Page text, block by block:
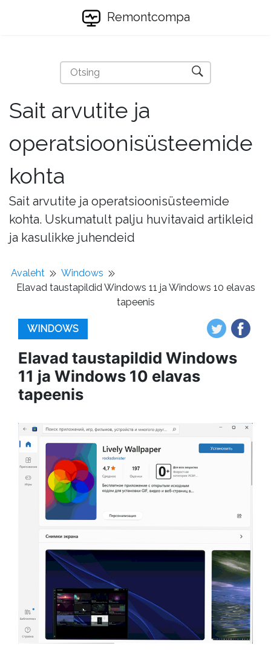
Remontcompa
Sait arvutite ja
operatsioonisüsteemide
kohta
Sait arvutite ja operatsioonisüsteemide
kohta. Uskumatult palju huvitavaid artikleid
ja kasulikke juhendeid
Avaleht
Windows
Elavad taustapildid Windows 11 ja Windows 10 elavas
tapeenis
WINDOWS
Elavad taustapildid Windows
11 ja Windows 10 elavas
tapeenis